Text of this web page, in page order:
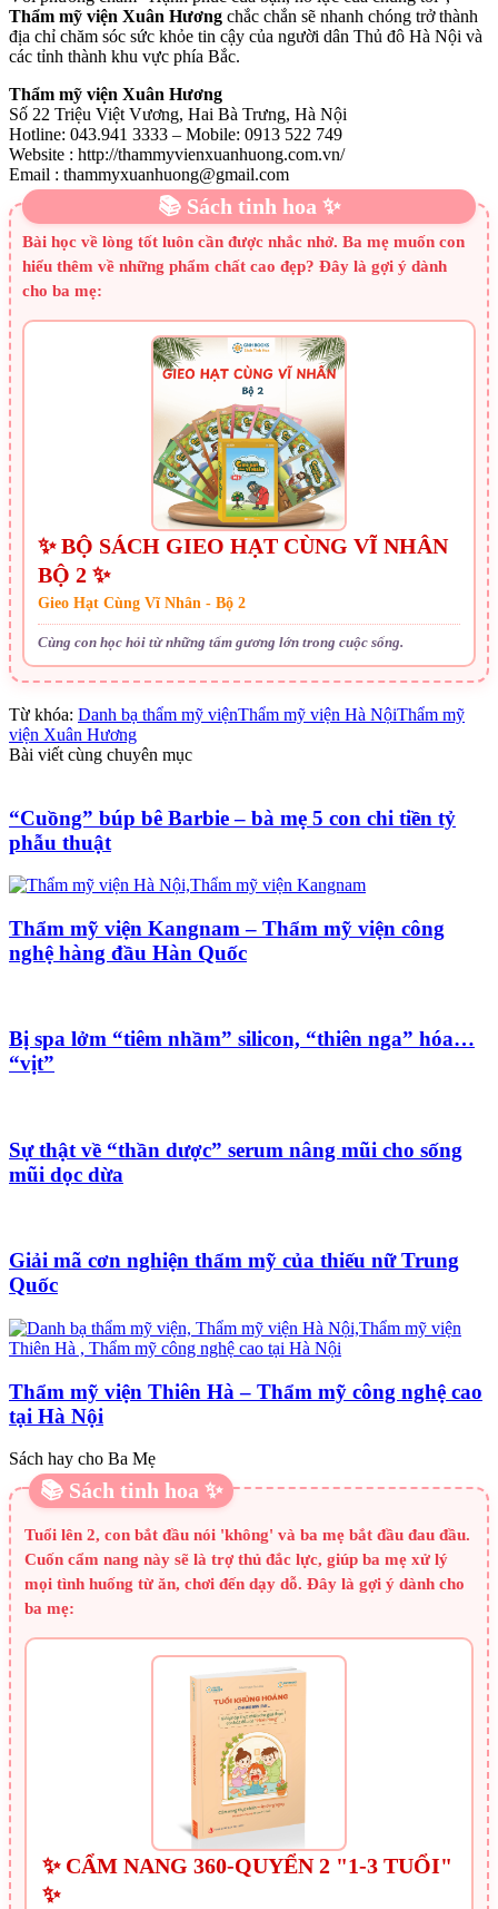
Thẩm mỹ viện Xuân Hương chắc chắn sẽ nhanh chóng trở thành
địa chỉ chăm sóc sức khỏe tin cậy của người dân Thủ đô Hà Nội và
các tỉnh thành khu vực phía Bắc.
Thẩm mỹ viện Xuân Hương
Số 22 Triệu Việt Vương, Hai Bà Trưng, Hà Nội
Hotline: 043.941 3333 – Mobile: 0913 522 749
Website : http://thammyvienxuanhuong.com.vn/
Email : thammyxuanhuong@gmail.com
📚 Sách tinh hoa ✨
Bài học về lòng tốt luôn cần được nhắc nhở. Ba mẹ muốn con
hiểu thêm về những phẩm chất cao đẹp? Đây là gợi ý dành
cho ba mẹ:
✨ BỘ SÁCH GIEO HẠT CÙNG VĨ NHÂN
BỘ 2 ✨
Gieo Hạt Cùng Vĩ Nhân - Bộ 2
Cùng con học hỏi từ những tấm gương lớn trong cuộc sống.
Từ khóa: Danh bạ thẩm mỹ việnThẩm mỹ viện Hà NộiThẩm mỹ
viện Xuân Hương
Bài viết cùng chuyên mục
“Cuồng” búp bê Barbie – bà mẹ 5 con chi tiền tỷ
phẫu thuật
Thẩm mỹ viện Kangnam – Thẩm mỹ viện công
nghệ hàng đầu Hàn Quốc
Bị spa lởm “tiêm nhầm” silicon, “thiên nga” hóa…
“vịt”
Sự thật về “thần dược” serum nâng mũi cho sống
mũi dọc dừa
Giải mã cơn nghiện thẩm mỹ của thiếu nữ Trung
Quốc
Thẩm mỹ viện Thiên Hà – Thẩm mỹ công nghệ cao
tại Hà Nội
Sách hay cho Ba Mẹ
📚 Sách tinh hoa ✨
Tuổi lên 2, con bắt đầu nói 'không' và ba mẹ bắt đầu đau đầu.
Cuốn cẩm nang này sẽ là trợ thủ đắc lực, giúp ba mẹ xử lý
mọi tình huống từ ăn, chơi đến dạy dỗ. Đây là gợi ý dành cho
ba mẹ:
✨ CẨM NANG 360-QUYỂN 2 "1-3 TUỔI"
✨